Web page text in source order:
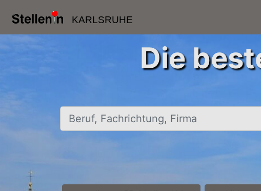
KARLSRUHE
Die
Beruf, Fachrichtung, Firma